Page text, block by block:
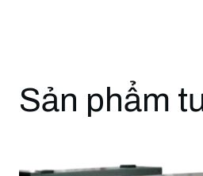
Sản phẩm